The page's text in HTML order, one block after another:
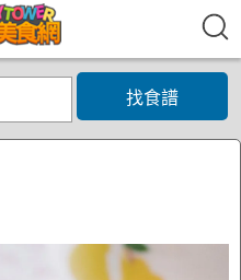
找食譜